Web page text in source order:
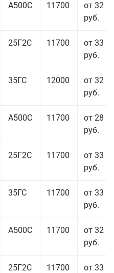
А500С 11700
от 32
руб.
25Г2С 11700
от 33
руб.
35ГС 12000
от 32
руб.
А500С 11700
от 28
руб.
25Г2С 11700
от 33
руб.
35ГС 11700
от 33
руб.
А500С 11700
от 32
руб.
25Г2С 11700
от 33